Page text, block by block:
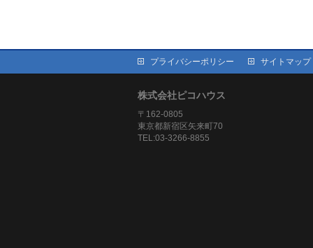
プライバシーポリシー サイトマップ
株式会社ピコハウス
〒162-0805
東京都新宿区矢来町70
TEL:03-3266-8855